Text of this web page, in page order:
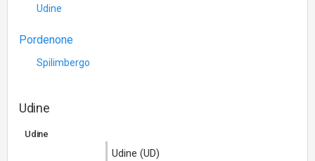
Udine
Pordenone
Spilimbergo
Udine
Udine
Udine (UD)